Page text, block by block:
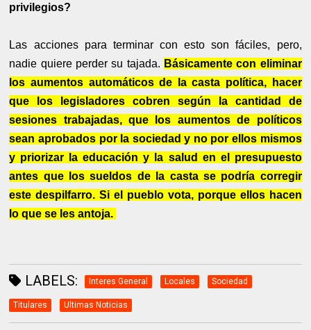
privilegios?
Las acciones para terminar con esto son fáciles, pero,
nadie quiere perder su tajada. Básicamente con eliminar
los aumentos automáticos de la casta política, hacer
que los legisladores cobren según la cantidad de
sesiones trabajadas, que los aumentos de políticos
sean aprobados por la sociedad y no por ellos mismos
y priorizar la educación y la salud en el presupuesto
antes que los sueldos de la casta se podría corregir
este despilfarro. Si el pueblo vota, porque ellos hacen
lo que se les antoja.
LABELS: Interes General Locales Sociedad
Titulares Ultimas Noticias